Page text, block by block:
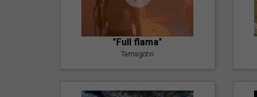
"Full flama"
Tamagotxi